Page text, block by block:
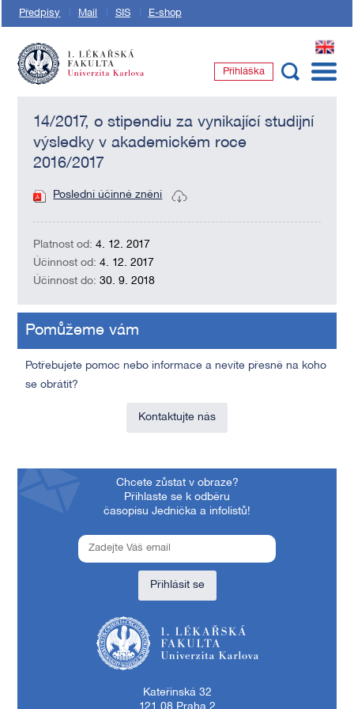
Předpisy Mail SIS E-shop
EN
Přihláška
14/2017, o stipendiu za vynikající studijní
výsledky v akademickém roce
2016/2017
Poslední účinné znění
Platnost od:4. 12. 2017
Účinnost od:4. 12. 2017
Účinnost do:30. 9. 2018
Pomůžeme vám
Potřebujete pomoc nebo informace a nevíte přesně na koho
se obrátit?
Kontaktujte nás
Chcete zůstat v obraze?
Přihlaste se k odběru
časopisu Jednička a infolistů!
Přihlásit se
Kateřinská 32